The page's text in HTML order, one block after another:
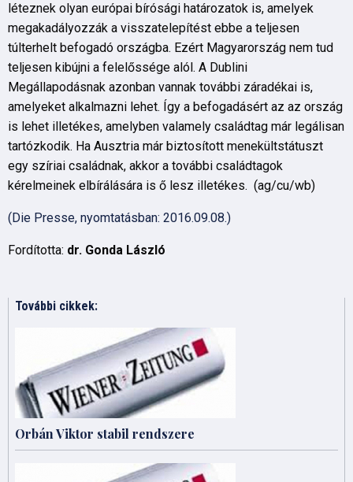
léteznek olyan európai bírósági határozatok is, amelyek
megakadályozzák a visszatelepítést ebbe a teljesen
túlterhelt befogadó országba. Ezért Magyarország nem tud
teljesen kibújni a felelőssége alól. A Dublini
Megállapodásnak azonban vannak további záradékai is,
amelyeket alkalmazni lehet. Így a befogadásért az az ország
is lehet illetékes, amelyben valamely családtag már legálisan
tartózkodik. Ha Ausztria már biztosított menekültstátuszt
egy szíriai családnak, akkor a további családtagok
kérelmeinek elbírálására is ő lesz illetékes. (ag/cu/wb)
(Die Presse, nyomtatásban: 2016.09.08.)
Fordította: dr. Gonda László
További cikkek:
Orbán Viktor stabil rendszere